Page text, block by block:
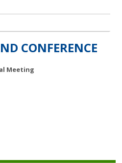
CONFERENCE
Meeting